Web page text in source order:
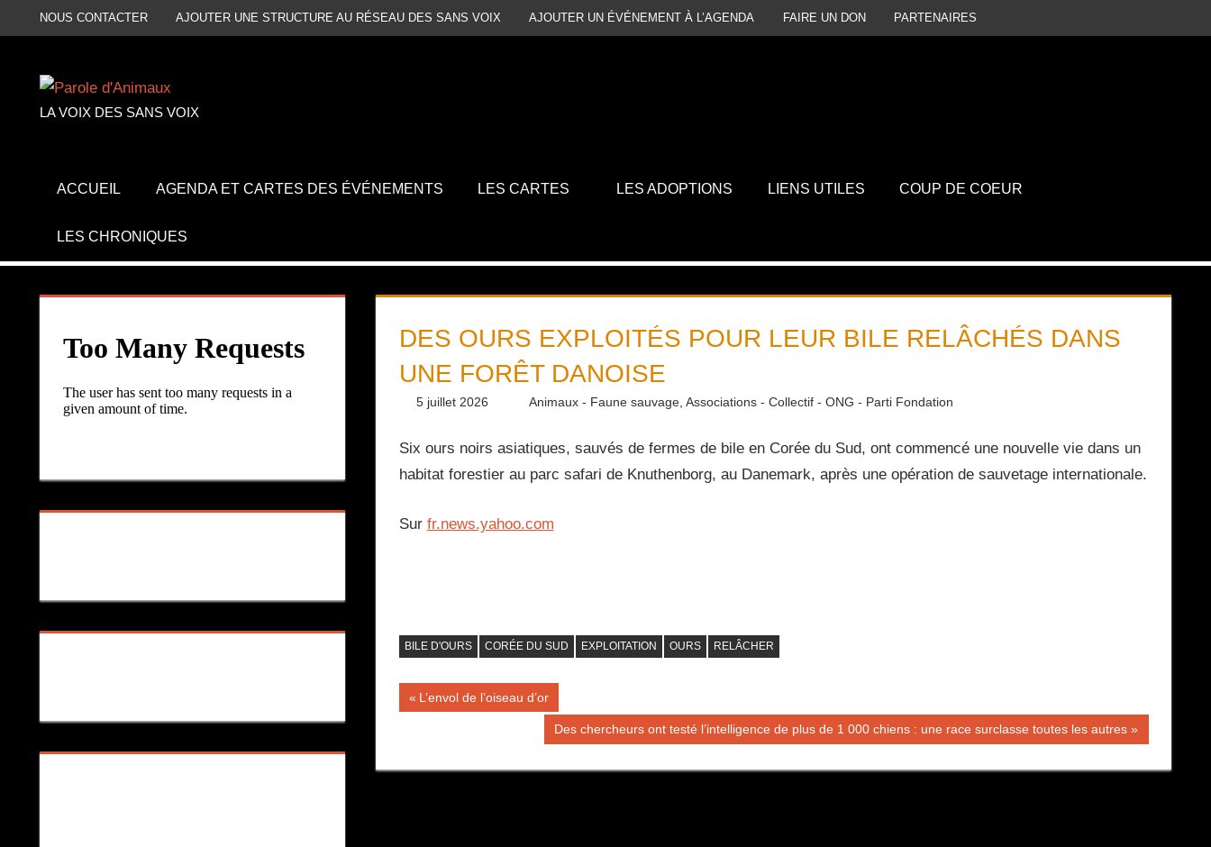
au
NOUS CONTACTER AJOUTER UNE STRUCTURE AU RÉSEAU DES SANS VOIX AJOUTER UN ÉVÉNEMENT À L’AGENDA FAIRE UN DON PARTENAIRES
LA VOIX DES SANS VOIX
ACCUEIL AGENDA ET CARTES DES ÉVÉNEMENTS LES CARTES LES ADOPTIONS LIENS UTILES COUP DE COEUR
LES CHRONIQUES
DES OURS EXPLOITÉS POUR LEUR BILE RELÂCHÉS DANS
UNE FORÊT DANOISE
5 juillet 2026 Daniel
Animaux - Faune sauvage, Associations - Collectif - ONG - Parti Fondation
Six ours noirs asiatiques, sauvés de fermes de bile en Corée du Sud, ont commencé une nouvelle vie dans un
habitat forestier au parc safari de Knuthenborg, au Danemark, après une opération de sauvetage internationale.
Sur fr.news.yahoo.com
BILE D'OURS CORÉE DU SUD EXPLOITATION OURS RELÂCHER
Navigation
l’article
Publication
L’envol de l’oiseau d’or
Publication
Des chercheurs ont testé l’intelligence de plus de 1 000 chiens : une race surclasse toutes les autres